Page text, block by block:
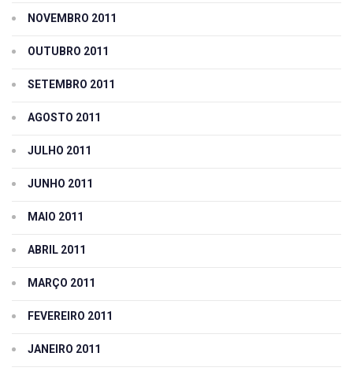
NOVEMBRO 2011
OUTUBRO 2011
SETEMBRO 2011
AGOSTO 2011
JULHO 2011
JUNHO 2011
MAIO 2011
ABRIL 2011
MARÇO 2011
FEVEREIRO 2011
JANEIRO 2011